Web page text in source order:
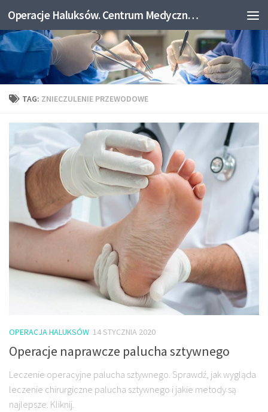
Skip to content Operacje Haluksów. Centrum Medyczne Medicum.
TAG: ZNIECZULENIE PRZEWODOWE
OPERACJA HALUKSÓW 14 STYCZNIA 2020
Operacje naprawcze palucha sztywnego
Leczenie operacyjne palucha sztywnego. Sprawdź, jak wygląda
leczenie chirurgiczne palucha sztywnego i jakie metody są
najlepsze. Kliknij.